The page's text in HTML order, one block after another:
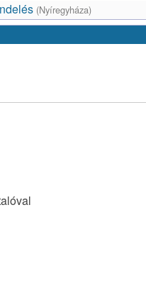
(Nyíregyháza)